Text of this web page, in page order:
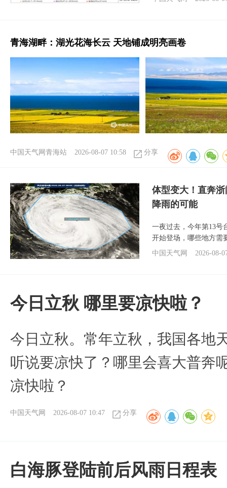
青海湖畔：湖光花海长云 天地铺成明亮画卷
中国天气网青海站 2026-08-07 10:58 分享
体型变大！直奔
降雨的可能
一夜过去，今年第13号
开始登场，哪些地方需
中国天气网
2026-08-
今日立秋 哪里要凉快啦？
今日立秋。常年立秋，我国各地
听说要凉快了？哪里会喜大普奔
凉快啦？
中国天气网 2026-08-07 10:47 分享
白海豚登陆前后风雨日程表